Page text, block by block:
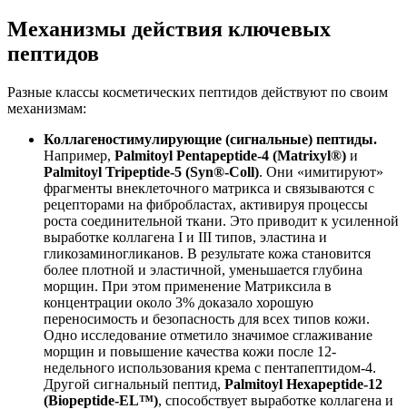
Механизмы действия ключевых
пептидов
Разные классы косметических пептидов действуют по своим
механизмам:
Коллагеностимулирующие (сигнальные) пептиды.
Например, Palmitoyl Pentapeptide-4 (Matrixyl®) и
Palmitoyl Tripeptide-5 (Syn®-Coll). Они «имитируют»
фрагменты внеклеточного матрикса и связываются с
рецепторами на фибробластах, активируя процессы
роста соединительной ткани. Это приводит к усиленной
выработке коллагена I и III типов, эластина и
гликозаминогликанов. В результате кожа становится
более плотной и эластичной, уменьшается глубина
морщин. При этом применение Матриксила в
концентрации около 3% доказало хорошую
переносимость и безопасность для всех типов кожи.
Одно исследование отметило значимое сглаживание
морщин и повышение качества кожи после 12-
недельного использования крема с пентапептидом-4.
Другой сигнальный пептид, Palmitoyl Hexapeptide-12
(Biopeptide-EL™), способствует выработке коллагена и